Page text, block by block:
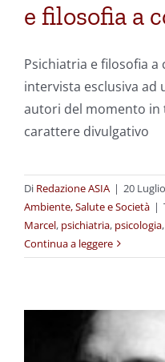
e filosofia a
Psichiatria e filosofia
intervista esclusiva ad
autori del momento in
carattere divulgativo
Di Redazione ASIA | 20
Ambiente, Salute e Società |
Marcel, psichiatria, psicologia,
Continua a leggere